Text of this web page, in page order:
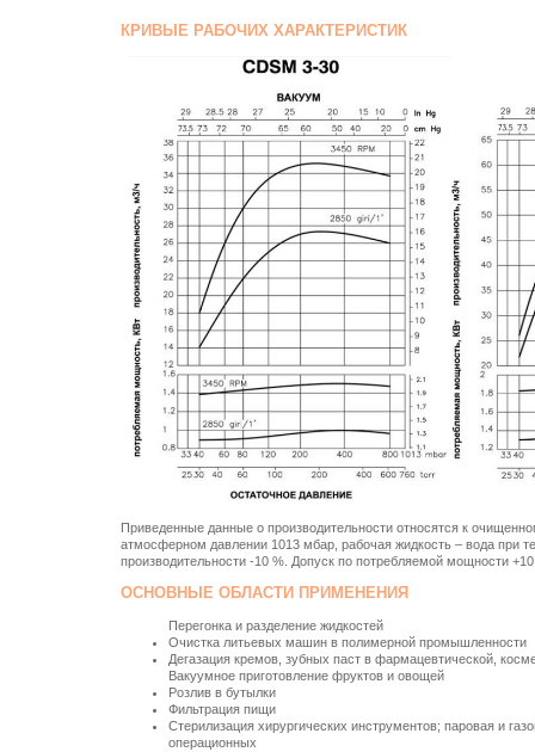
КРИВЫЕ РАБОЧИХ ХАРАКТЕРИСТИК
Приведенные данные о производительности относятся к
атмосферном давлении 1013 мбар, рабочая жидкость – вода при
производительности -10 %. Допуск по потребляемой мощности
ОСНОВНЫЕ ОБЛАСТИ ПРИМЕНЕНИЯ
Перегонка и разделение жидкостей
Очистка литьевых машин в полимерной промышленности
Дегазация кремов, зубных паст в фармацевтической,
Вакуумное приготовление фруктов и овощей
Розлив в бутылки
Фильтрация пищи
Стерилизация хирургических инструментов; паровая и
операционных